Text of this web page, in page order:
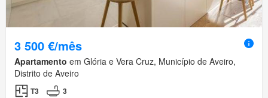
3 500 €/mês
Apartamento em Glória e Vera Cruz, Município de Aveiro,
Distrito de Aveiro
T3 3